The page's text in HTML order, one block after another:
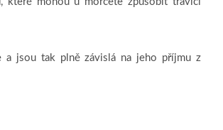
a jsou tak plně závislá na jeho příjmu z